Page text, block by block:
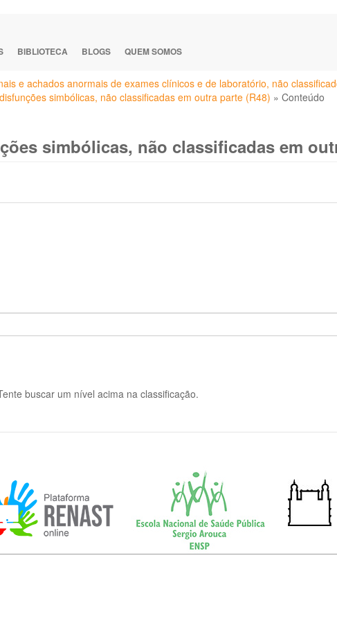
BIBLIOTECA BLOGS QUEM SOMOS
e achados anormais de exames clínicos e de laboratório, não
simbólicas, não classificadas em outra parte (R48) » Conteúdo
simbólicas, não classificadas em
buscar um nível acima na classificação.